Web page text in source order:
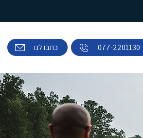
077-2201130 כתבו לנו